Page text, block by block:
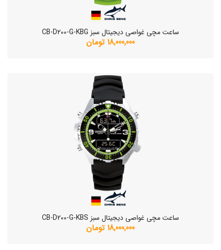
ساعت مچی غواصی دیجیتال سبز CB-D200-G-KBG
18,000,000 تومان
ساعت مچی غواصی دیجیتال سبز CB-D200-G-KBS
18,000,000 تومان